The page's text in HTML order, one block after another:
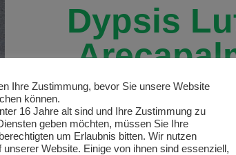
Dypsis
T24/120cm
Ihre Zustimmung, bevor Sie unsere Website
können.
16 Jahre alt sind und Ihre Zustimmung zu
geben möchten, müssen Sie Ihre
um Erlaubnis bitten. Wir nutzen
unserer Website. Einige von ihnen sind essenziell,